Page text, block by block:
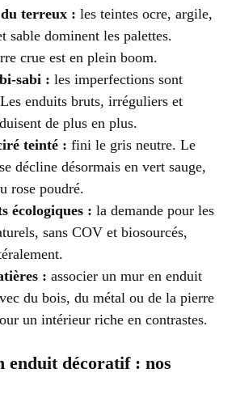
terreux : les teintes ocre, argile,
sable dominent les palettes.
crue est en plein boom.
sabi : les imperfections sont
enduits bruts, irréguliers et
de plus en plus.
teinté : fini le gris neutre. Le
décline désormais en vert sauge,
rose poudré.
écologiques : la demande pour les
sans COV et biosourcés,
: associer un mur en enduit
du bois, du métal ou de la pierre
un intérieur riche en contrastes.
enduit décoratif : nos